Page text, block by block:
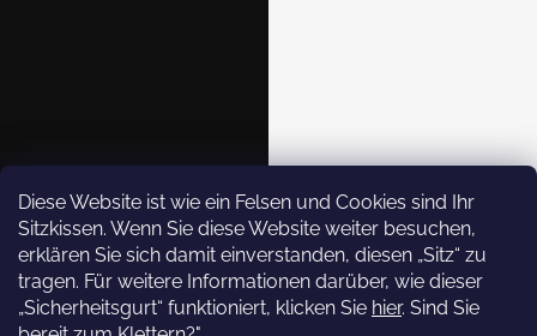
Diese Website ist wie ein Felsen und Cookies sind Ihr
Sitzkissen. Wenn Sie diese Website weiter besuchen,
erklären Sie sich damit einverstanden, diesen „Sitz“ zu
tragen. Für weitere Informationen darüber, wie dieser
„Sicherheitsgurt“ funktioniert, klicken Sie hier. Sind Sie
+420 412 704 161
Rock Empire s.r.o.
rockempire.readytoclimb
Rock Empire Youtube
Rock Empire Story